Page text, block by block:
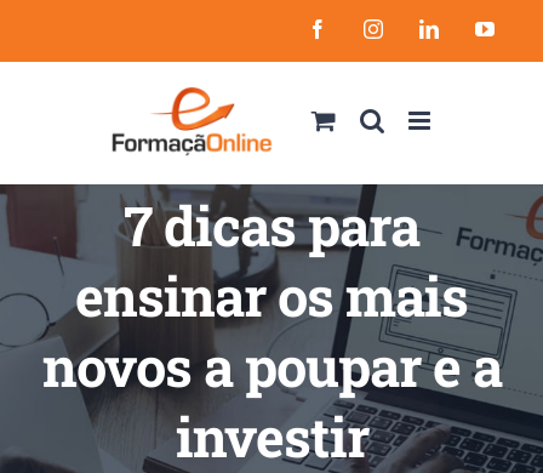
to
FacebookInstagramLinkedIn
7 dicas para
ensinar os mais
novos a poupar e a
investir